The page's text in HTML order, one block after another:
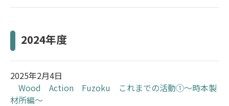
2024年度
2025年2月4日
Wood Action Fuzoku これまでの活動①～時本製
材所編～